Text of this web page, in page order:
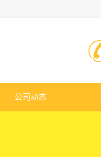
公司动态